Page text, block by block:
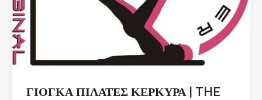
ΓΙΟΓΚΑ ΠΙΛΑΤΕΣ ΚΕΡΚΥΡΑ | THE